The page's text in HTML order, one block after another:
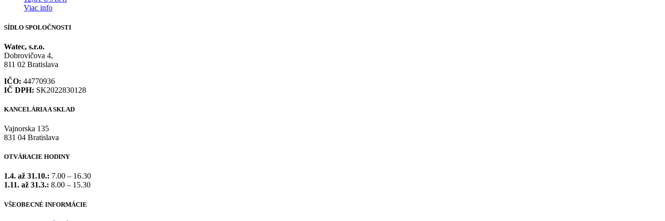
Viac info
SÍDLO SPOLOČNOSTI
Watec, s.r.o.
Dobrovičova 4,
811 02 Bratislava
IČO: 44770936
IČ DPH: SK2022830128
KANCELÁRIA A SKLAD
Vajnorska 135
831 04 Bratislava
OTVÁRACIE HODINY
1.4. až 31.10.: 7.00 – 16.30
1.11. až 31.3.: 8.00 – 15.30
VŠEOBECNÉ INFORMÁCIE